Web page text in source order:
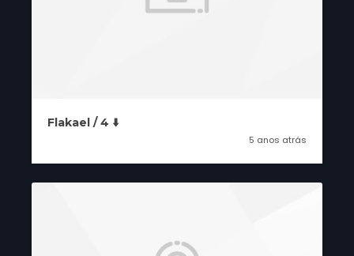
Flakael / 4 ⬇️
5 anos atrás